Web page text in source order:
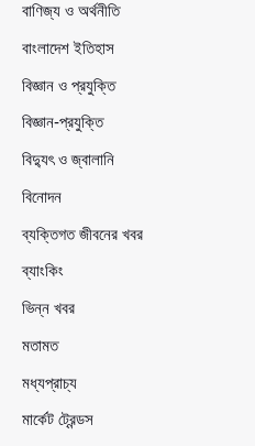
বাণিজ্য ও অর্থনীতি
বাংলাদেশ ইতিহাস
বিজ্ঞান ও প্রযুক্তি
বিজ্ঞান-প্রযুক্তি
বিদ্যুৎ ও জ্বালানি
বিনোদন
ব্যক্তিগত জীবনের খবর
ব্যাংকিং
ভিন্ন খবর
মতামত
মধ্যপ্রাচ্য
মার্কেট ট্রেন্ডস